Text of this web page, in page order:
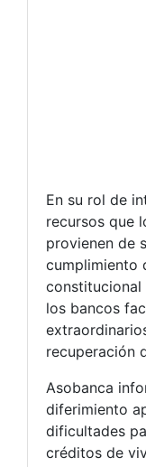
En su rol de
recursos que
provienen de
cumplimiento
los bancos
recuperación
Asobanca
diferimiento
dificultades
créditos de